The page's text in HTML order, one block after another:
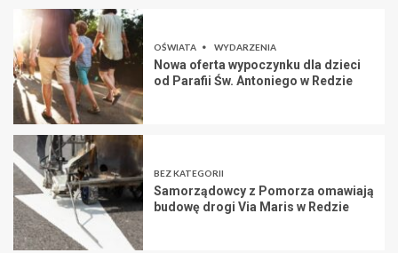
OŚWIATA WYDARZENIA
Nowa oferta wypoczynku dla dzieci
od Parafii Św. Antoniego w Redzie
BEZ KATEGORII
Samorządowcy z Pomorza omawiają
budowę drogi Via Maris w Redzie